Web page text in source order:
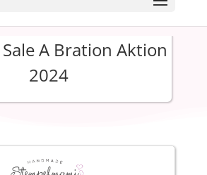
A Bration Aktion
2024